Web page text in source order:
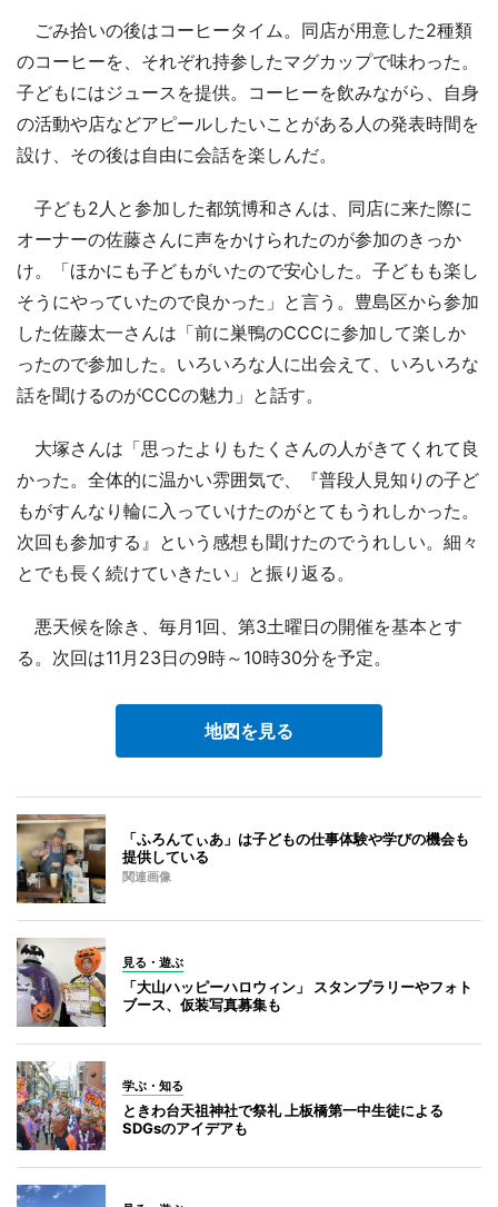
ごみ拾いの後はコーヒータイム。同店が用意した2種類
のコーヒーを、それぞれ持参したマグカップで味わった。
子どもにはジュースを提供。コーヒーを飲みながら、自身
の活動や店などアピールしたいことがある人の発表時間を
設け、その後は自由に会話を楽しんだ。
子ども2人と参加した都筑博和さんは、同店に来た際に
オーナーの佐藤さんに声をかけられたのが参加のきっか
け。「ほかにも子どもがいたので安心した。子どもも楽し
そうにやっていたので良かった」と言う。豊島区から参加
した佐藤太一さんは「前に巣鴨のCCCに参加して楽しか
ったので参加した。いろいろな人に出会えて、いろいろな
話を聞けるのがCCCの魅力」と話す。
大塚さんは「思ったよりもたくさんの人がきてくれて良
かった。全体的に温かい雰囲気で、『普段人見知りの子ど
もがすんなり輪に入っていけたのがとてもうれしかった。
次回も参加する』という感想も聞けたのでうれしい。細々
とでも長く続けていきたい」と振り返る。
悪天候を除き、毎月1回、第3土曜日の開催を基本とす
る。次回は11月23日の9時～10時30分を予定。
地図を見る
「ふろんてぃあ」は子どもの仕事体験や学びの機会も
提供している
関連画像
見る・遊ぶ
「大山ハッピーハロウィン」 スタンプラリーやフォト
ブース、仮装写真募集も
学ぶ・知る
ときわ台天祖神社で祭礼 上板橋第一中生徒による
SDGsのアイデアも